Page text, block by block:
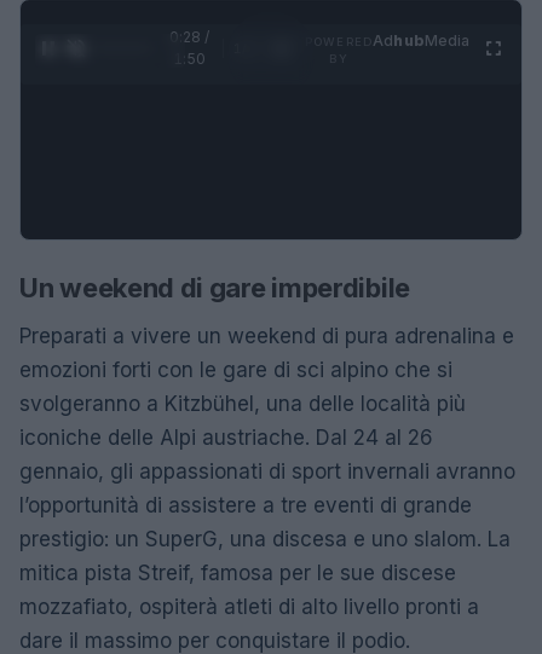
0:28 /
1:50
AdhubMedia
Un weekend di gare imperdibile
Preparati a vivere un weekend di pura adrenalina e
emozioni forti con le gare di sci alpino che si
svolgeranno a Kitzbühel, una delle località più
iconiche delle Alpi austriache. Dal 24 al 26
gennaio, gli appassionati di sport invernali avranno
l’opportunità di assistere a tre eventi di grande
prestigio: un SuperG, una discesa e uno slalom. La
mitica pista Streif, famosa per le sue discese
mozzafiato, ospiterà atleti di alto livello pronti a
dare il massimo per conquistare il podio.